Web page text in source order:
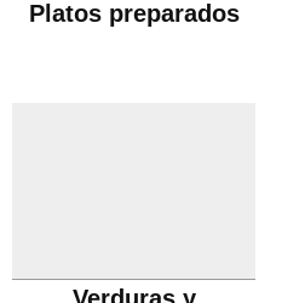
Platos preparados